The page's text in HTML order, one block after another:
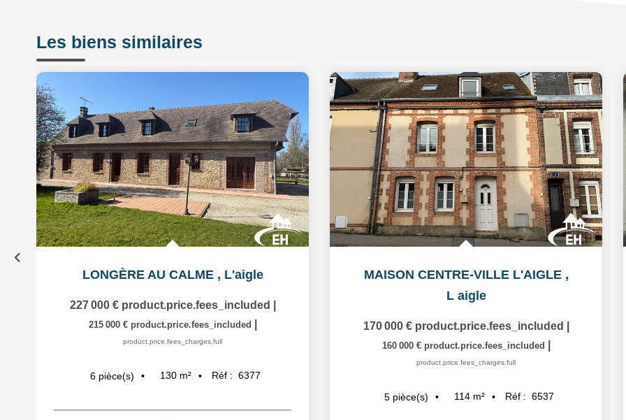
Les biens similaires
LONGÈRE AU CALME , L'aigle
227 000 € product.price.fees_included
215 000 € product.price.fees_included
product.price.fees_charges.full
6 pièce(s) 130 m² Réf : 6377
MAISON CENTRE-VILLE L'AIGLE ,
L aigle
170 000 € product.price.fees_included
160 000 € product.price.fees_included
product.price.fees_charges.full
5 pièce(s) 114 m² Réf : 6537